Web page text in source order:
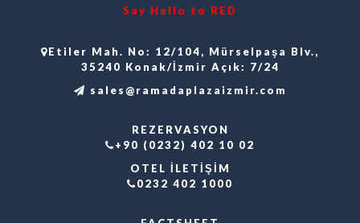
Say Hello to RED
Etiler Mah. No: 12/104, Mürselpaşa Blv.,
35240 Konak/İzmir Açık: 7/24
sales@ramadaplazaizmir.com
REZERVASYON
+90 (0232) 402 10 02
OTEL İLETİŞİM
0232 402 1000